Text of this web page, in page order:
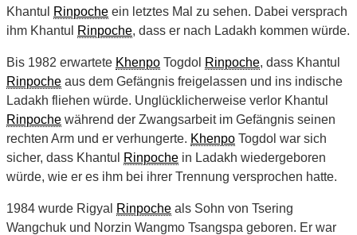
Khantul
Rinpoche ein letztes Mal zu sehen. Dabei versprach
ihm Khantul
Rinpoche, dass er nach Ladakh kommen würde.
Bis 1982 erwartete Khenpo Togdol Rinpoche, dass Khantul
Rinpoche aus dem Gefängnis freigelassen und ins indische
Ladakh fliehen würde. Unglücklicherweise verlor Khantul
Rinpoche während der Zwangsarbeit im Gefängnis seinen
rechten Arm und er verhungerte. Khenpo Togdol war sich
sicher, dass Khantul
Rinpoche in Ladakh wiedergeboren
würde, wie er es ihm bei ihrer Trennung versprochen hatte.
1984 wurde Rigyal Rinpoche als Sohn von Tsering
Wangchuk und Norzin Wangmo Tsangspa geboren. Er war